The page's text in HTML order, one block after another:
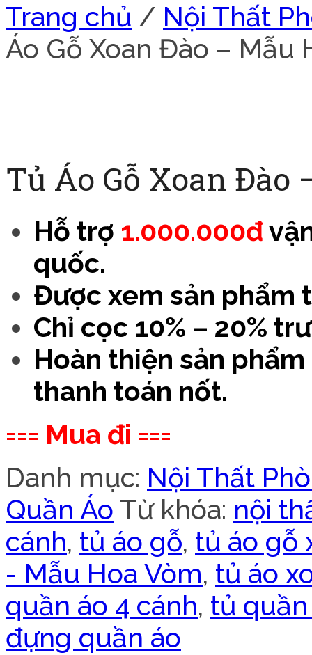
Trang chủ / Nội Thất
Áo Gỗ Xoan Đào – Mẫu
Tủ Áo Gỗ Xoan Đào
Hỗ trợ 1.000.000đ
quốc.
Được xem sản phẩm
Chỉ cọc 10% – 20%
Hoàn thiện sản
thanh toán nốt.
=== Mua đi ===
Danh mục: Nội Thất
Quần Áo Từ khóa: nội
cánh, tủ áo gỗ, tủ áo gỗ
- Mẫu Hoa Vòm, tủ áo
quần áo 4 cánh, tủ
đựng quần áo